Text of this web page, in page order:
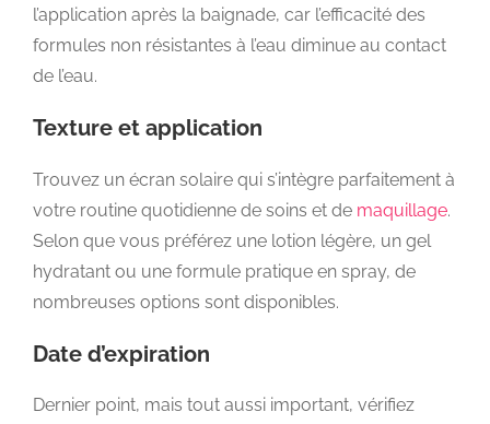
l’application après la baignade, car l’efficacité des
formules non résistantes à l’eau diminue au contact
de l’eau.
Texture et application
Trouvez un écran solaire qui s’intègre parfaitement à
votre routine quotidienne de soins et de maquillage.
Selon que vous préférez une lotion légère, un gel
hydratant ou une formule pratique en spray, de
nombreuses options sont disponibles.
Date d’expiration
Dernier point, mais tout aussi important, vérifiez